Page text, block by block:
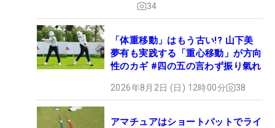
34
「体重移動」はもう古い!? 山下美
夢有も実践する「重心移動」が方向
性のカギ #四の五の言わず振り氣れ
2026年8月2日 (日) 12時00分 38
アマチュアはショートパットでライ